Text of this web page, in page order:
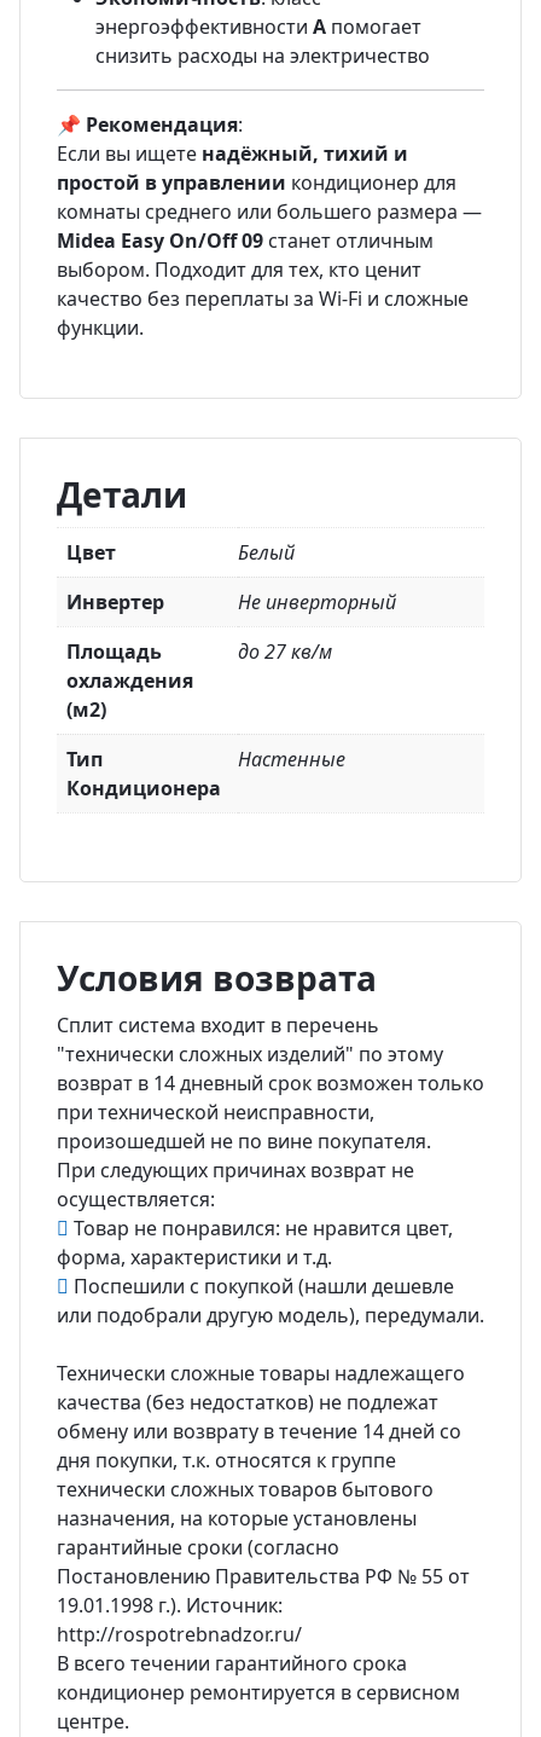
энергоэффективности A помогает
снизить расходы на электричество
📌 Рекомендация:
Если вы ищете надёжный, тихий и
простой в управлении кондиционер для
комнаты среднего или большего размера —
Midea Easy On/Off 09 станет отличным
выбором. Подходит для тех, кто ценит
качество без переплаты за Wi-Fi и сложные
функции.
Детали
Цвет
Белый
Инвертер
Не инверторный
Площадь
охлаждения
(м2)
до 27 кв/м
Тип
Кондиционера
Настенные
Условия возврата
Сплит система входит в перечень
"технически сложных изделий" по этому
возврат в 14 дневный срок возможен только
при технической неисправности,
произошедшей не по вине покупателя.
При следующих причинах возврат не
осуществляется:
Товар не понравился: не нравится цвет,
форма, характеристики и т.д.
Поспешили с покупкой (нашли дешевле
или подобрали другую модель), передумали.
Технически сложные товары надлежащего
качества (без недостатков) не подлежат
обмену или возврату в течение 14 дней со
дня покупки, т.к. относятся к группе
технически сложных товаров бытового
назначения, на которые установлены
гарантийные сроки (согласно
Постановлению Правительства РФ № 55 от
19.01.1998 г.). Источник:
http://rospotrebnadzor.ru/
В всего течении гарантийного срока
кондиционер ремонтируется в сервисном
центре.